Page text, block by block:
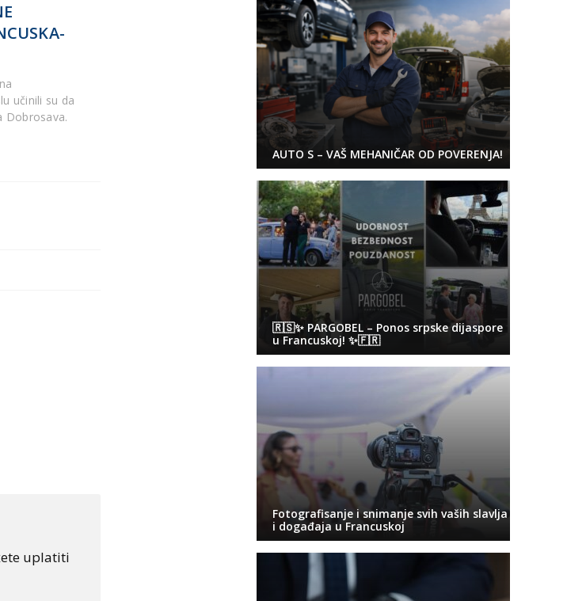
učinili su da
Dobrosava.
uplatiti
AUTO S – VAŠ MEHANIČAR OD POVERENJA!
🇷🇸✨ PARGOBEL – Ponos srpske dijaspore
u Francuskoj! ✨🇫🇷
Fotografisanje i snimanje svih vaših slavlja
i događaja u Francuskoj